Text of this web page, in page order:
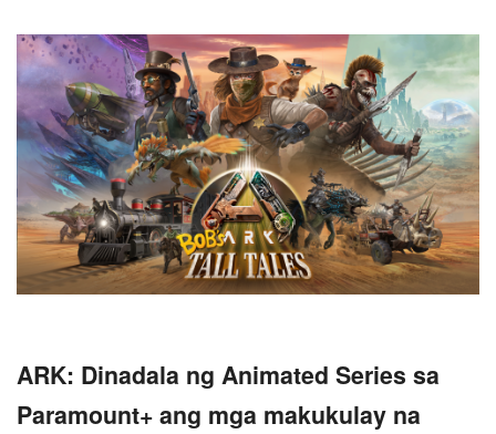
ARK: Dinadala ng Animated Series sa
Paramount+ ang mga makukulay na